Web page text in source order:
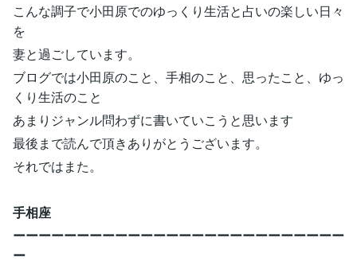
こんな調子で小田原でのゆっくり生活と占いの楽しい日々
を
妻と過ごしています。
ブログでは小田原のこと、手相のこと、思ったこと、ゆっ
くり生活のこと
あまりジャンル問わずに書いていこうと思います
最後まで読んで頂きありがとうございます。
それではまた。
手相座
ーーーーーーーーーーーーーーーーーーーーーーーーーー
ー